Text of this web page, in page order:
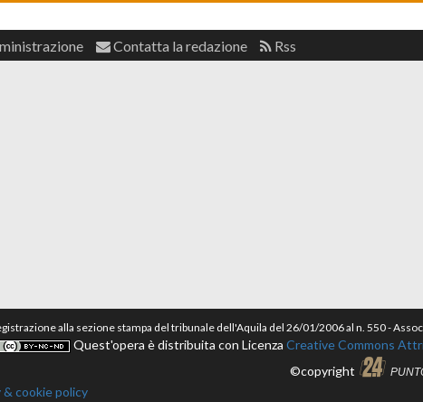
Contatta la redazione Rss
alla sezione stampa del tribunale dell'Aquila del 26/01/2006 al n. 550 -
Quest'opera è distribuita con Licenza Creative Commons
©copyright
& cookie policy